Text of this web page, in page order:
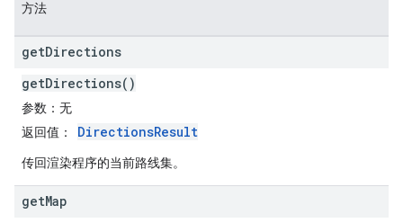
方法
getDirections
getDirections()
参数 ：无
返回值 ： DirectionsResult
传回渲染程序的当前路线集。
getMap